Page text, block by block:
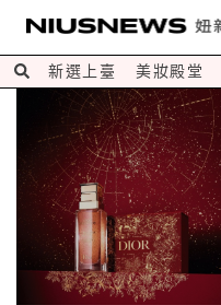
新選上臺 美妝殿堂